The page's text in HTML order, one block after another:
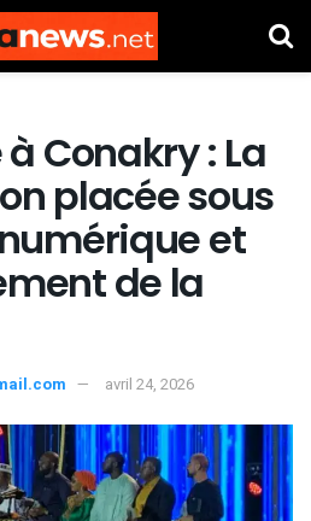
Conakry : La
placée sous
et
de la
avril 24, 2026